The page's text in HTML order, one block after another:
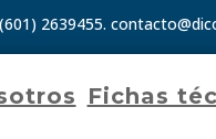
(601) 2639455.
Fichas